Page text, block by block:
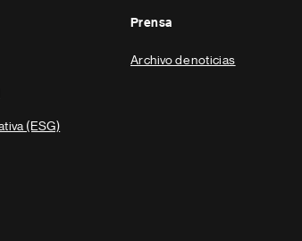
(ESG)
Prensa
Archivo de noticias